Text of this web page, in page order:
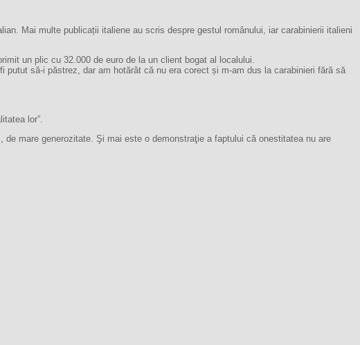
Mai multe publicații italiene au scris despre gestul românului, iar carabinierii italieni
un plic cu 32.000 de euro de la un client bogat al localului.
să-i păstrez, dar am hotărât că nu era corect și m-am dus la carabinieri fără să
lor”.
mare generozitate. Şi mai este o demonstraţie a faptului că onestitatea nu are